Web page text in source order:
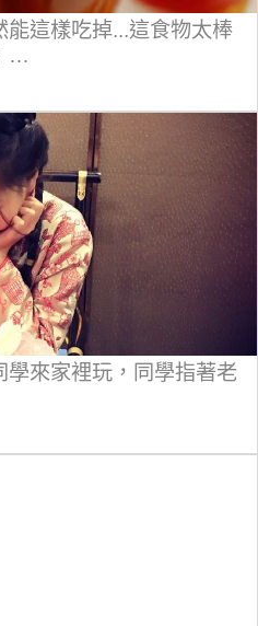
這樣吃掉...這食物太棒
…
來家裡玩，同學指著老